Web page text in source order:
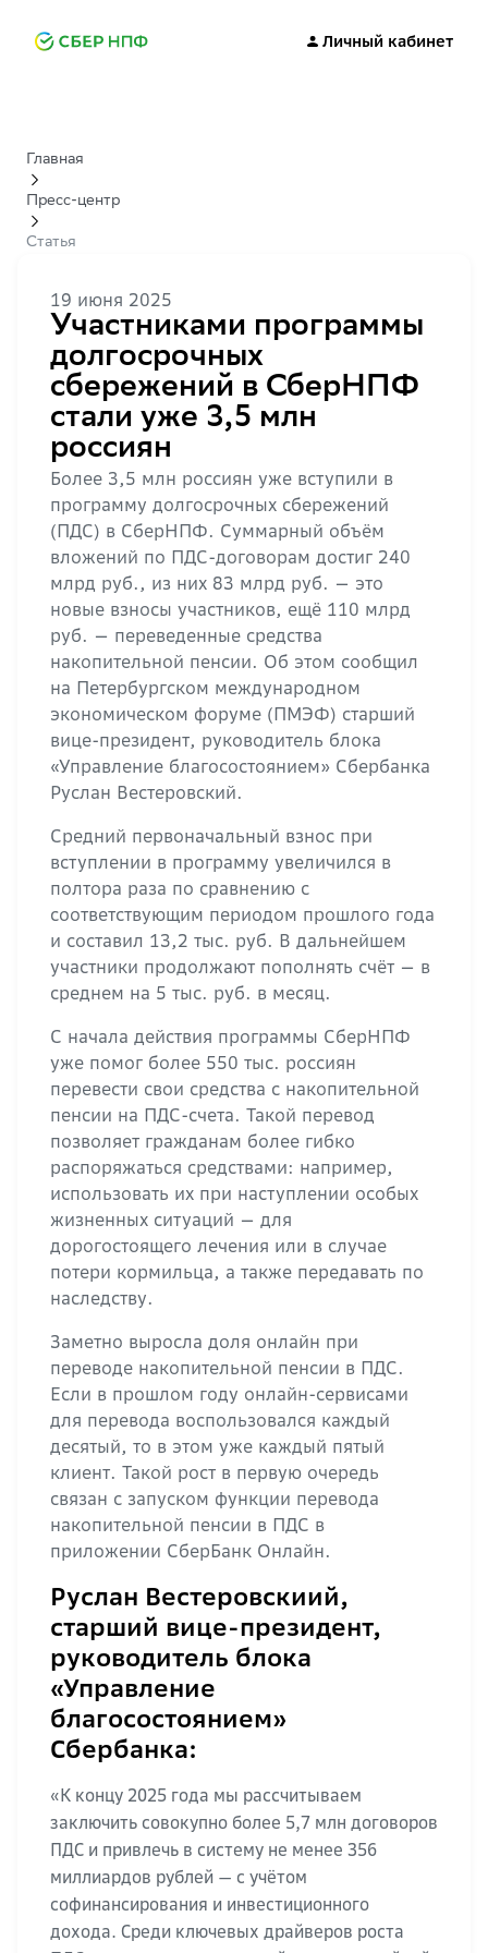
Личный кабинет
Главная
Пресс-центр
Статья
19 июня 2025
Участниками программы
долгосрочных
сбережений в СберНПФ
стали уже 3,5 млн
россиян
Более 3,5 млн россиян уже вступили в
программу долгосрочных сбережений
(ПДС) в СберНПФ. Суммарный объём
вложений по ПДС-договорам достиг 240
млрд руб., из них 83 млрд руб. — это
новые взносы участников, ещё 110 млрд
руб. — переведенные средства
накопительной пенсии. Об этом сообщил
на Петербургском международном
экономическом форуме (ПМЭФ) старший
вице-президент, руководитель блока
«Управление благосостоянием» Сбербанка
Руслан Вестерoвский.
Средний первоначальный взнос при
вступлении в программу увеличился в
полтора раза по сравнению с
соответствующим периодом прошлого года
и составил 13,2 тыс. руб. В дальнейшем
участники продолжают пополнять счёт — в
среднем на 5 тыс. руб. в месяц.
С начала действия программы СберНПФ
уже помог более 550 тыс. россиян
перевести свои средства с накопительной
пенсии на ПДС-счета. Такой перевод
позволяет гражданам более гибко
распоряжаться средствами: например,
использовать их при наступлении особых
жизненных ситуаций — для
дорогостоящего лечения или в случае
потери кормильца, а также передавать по
наследству.
Заметно выросла доля онлайн при
переводе накопительной пенсии в ПДС.
Если в прошлом году онлайн-сервисами
для перевода воспользовался каждый
десятый, то в этом уже каждый пятый
клиент. Такой рост в первую очередь
связан с запуском функции перевода
накопительной пенсии в ПДС в
приложении СберБанк Онлайн.
Руслан Вестеровскиий,
старший вице-президент,
руководитель блока
«Управление
благосостоянием»
Сбербанка:
«К концу 2025 года мы рассчитываем
заключить совокупно более 5,7 млн договоров
ПДС и привлечь в систему не менее 356
миллиардов рублей — с учётом
софинансирования и инвестиционного
дохода. Среди ключевых драйверов роста